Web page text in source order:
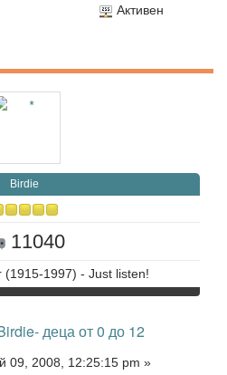
Активен
Birdie
11040
(1915-1997) - Just listen!
деца от 0 до 12
09, 2008, 12:25:15 pm »